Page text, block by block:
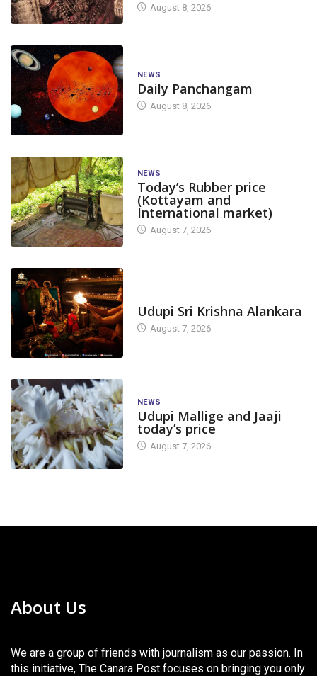
August 8, 2026
NEWS
Daily Panchangam
August 8, 2026
NEWS
Today’s Rubber price
(Kottayam and
International market)
August 7, 2026
Udupi Sri Krishna Alankara
August 7, 2026
NEWS
Udupi Mallige and Jaaji
today’s price
August 7, 2026
About Us
We are a group of friends with journalism as our passion. In
this initiative, The Canara Post focuses on bringing you only